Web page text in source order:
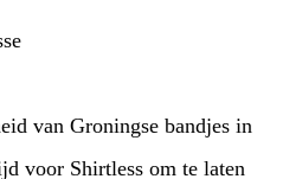
van Groningse bandjes in
voor Shirtless om te laten